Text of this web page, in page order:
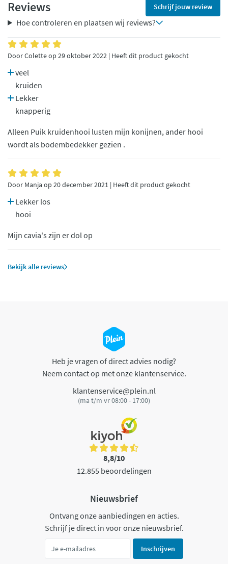
Reviews Schrijf jouw review
Hoe controleren en plaatsen wij reviews?
Door Colette op 29 oktober 2022 | Heeft dit product gekocht
veel
kruiden
Lekker
knapperig
Alleen Puik kruidenhooi lusten mijn konijnen, ander hooi
wordt als bodembedekker gezien .
Door Manja op 20 december 2021 | Heeft dit product gekocht
Lekker los
hooi
Mijn cavia's zijn er dol op
Bekijk alle reviews
Heb je vragen of direct advies nodig?
Neem contact op met onze klantenservice.
klantenservice@plein.nl
(ma t/m vr 08:00 - 17:00)
8,8/10
12.855 beoordelingen
Nieuwsbrief
Ontvang onze aanbiedingen en acties.
Schrijf je direct in voor onze nieuwsbrief.
Inschrijven